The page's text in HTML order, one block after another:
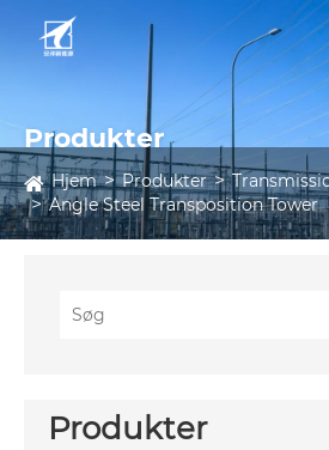
Produkter
Hjem Produkter
Angle Steel Transposition Tower
Produkter